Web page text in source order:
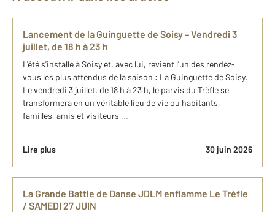
Lancement de la Guinguette de Soisy – Vendredi 3
juillet, de 18 h à 23 h
L'été s'installe à Soisy et, avec lui, revient l'un des rendez-
vous les plus attendus de la saison : La Guinguette de Soisy.
Le vendredi 3 juillet, de 18 h à 23 h, le parvis du Trèfle se
transformera en un véritable lieu de vie où habitants,
familles, amis et visiteurs ...
Lire plus 30 juin 2026
La Grande Battle de Danse JDLM enflamme Le Trèfle
/ SAMEDI 27 JUIN